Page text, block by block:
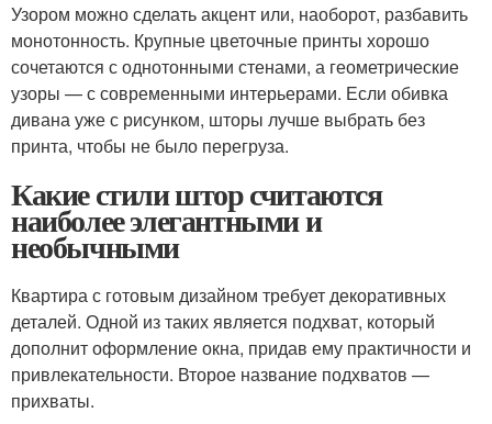
Узором можно сделать акцент или, наоборот, разбавить
монотонность. Крупные цветочные принты хорошо
сочетаются с однотонными стенами, а геометрические
узоры — с современными интерьерами. Если обивка
дивана уже с рисунком, шторы лучше выбрать без
принта, чтобы не было перегруза.
Какие стили штор считаются
наиболее элегантными и
необычными
Квартира с готовым дизайном требует декоративных
деталей. Одной из таких является подхват, который
дополнит оформление окна, придав ему практичности и
привлекательности. Второе название подхватов —
прихваты.